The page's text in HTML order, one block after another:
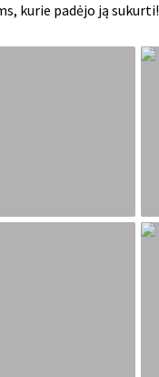
kurie padėjo ją sukurti!